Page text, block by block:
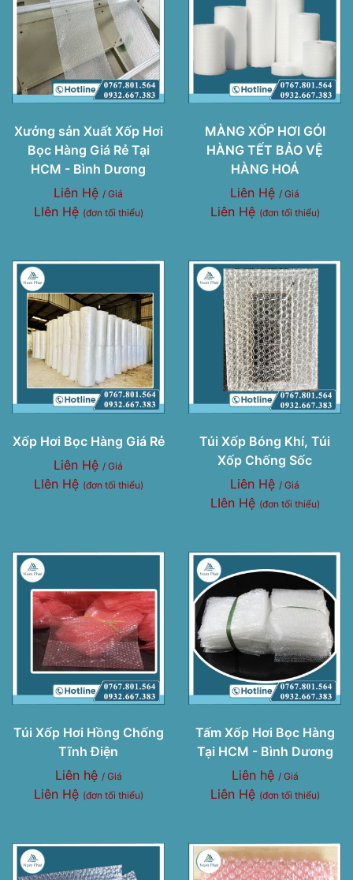
Xưởng sản Xuất Xốp Hơi
Bọc Hàng Giá Rẻ Tại
HCM - Bình Dương
Liên Hệ / Giá
LIên Hệ (đơn tối thiểu)
MÀNG XỐP HƠI GÓI
HÀNG TẾT BẢO VỆ
HÀNG HOÁ
Liên Hệ / Giá
Liên Hệ (đơn tối thiểu)
Xốp Hơi Bọc Hàng Giá Rẻ
Liên Hệ / Giá
LIên Hệ (đơn tối thiểu)
Túi Xốp Bóng Khí, Túi
Xốp Chống Sốc
Liên Hệ / Giá
LIên Hệ (đơn tối thiểu)
Túi Xốp Hơi Hồng Chống
Tĩnh Điện
Liên hệ / Giá
Liên Hệ (đơn tối thiểu)
Tấm Xốp Hơi Bọc Hàng
Tại HCM - Bình Dương
Liên hệ / Giá
Liên Hệ (đơn tối thiểu)